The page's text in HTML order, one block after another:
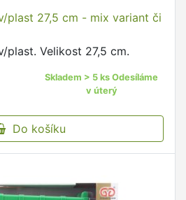
plast 27,5 cm - mix variant či
plast. Velikost 27,5 cm.
Skladem > 5 ks Odesíláme
v úterý
Do košíku